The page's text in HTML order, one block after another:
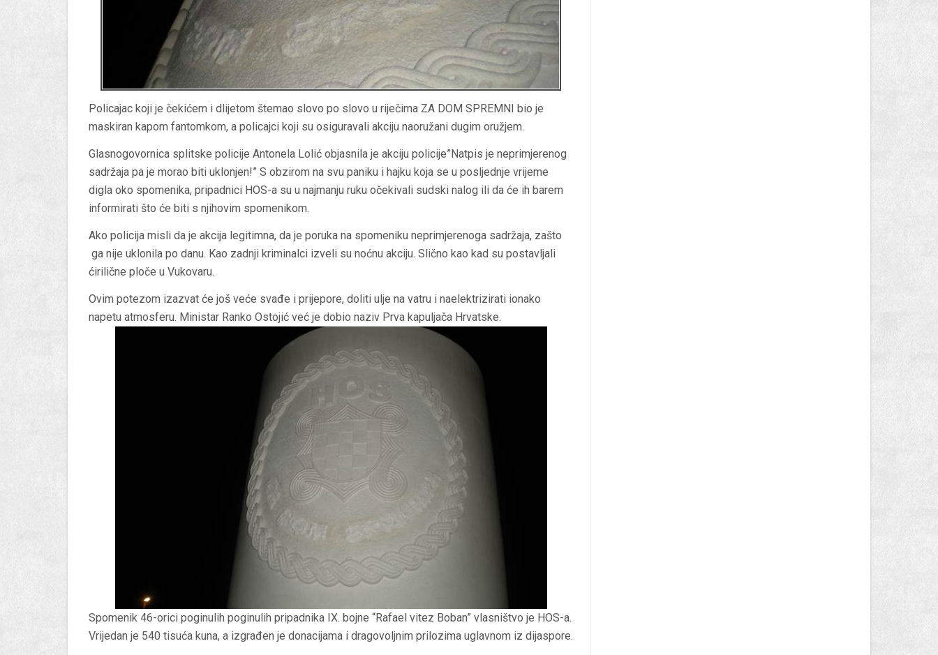
Policajac koji je čekićem i dlijetom štemao slovo po slovo u riječima ZA DOM SPREMNI bio je
maskiran kapom fantomkom, a policajci koji su osiguravali akciju naoružani dugim oružjem.
Glasnogovornica splitske policije Antonela Lolić objasnila je akciju policije”Natpis je neprimjerenog
sadržaja pa je morao biti uklonjen!” S obzirom na svu paniku i hajku koja se u posljednje vrijeme
digla oko spomenika, pripadnici HOS-a su u najmanju ruku očekivali sudski nalog ili da će ih barem
informirati što će biti s njihovim spomenikom.
Ako policija misli da je akcija legitimna, da je poruka na spomeniku neprimjerenoga sadržaja, zašto
ga nije uklonila po danu. Kao zadnji kriminalci izveli su noćnu akciju. Slično kao kad su postavljali
ćirilične ploče u Vukovaru.
Ovim potezom izazvat će još veće svađe i prijepore, doliti ulje na vatru i naelektrizirati ionako
napetu atmosferu. Ministar Ranko Ostojić već je dobio naziv Prva kapuljača Hrvatske.
Spomenik 46-orici poginulih poginulih pripadnika IX. bojne “Rafael vitez Boban” vlasništvo je HOS-a.
Vrijedan je 540 tisuća kuna, a izgrađen je donacijama i dragovoljnim prilozima uglavnom iz dijaspore.